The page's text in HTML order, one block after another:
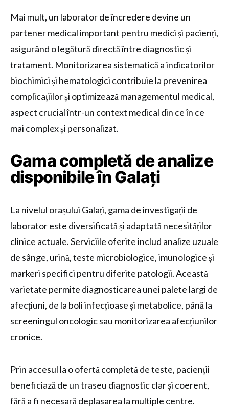
Mai mult, un laborator de încredere devine un
partener medical important pentru medici și pacienți,
asigurând o legătură directă între diagnostic și
tratament. Monitorizarea sistematică a indicatorilor
biochimici și hematologici contribuie la prevenirea
complicațiilor și optimizează managementul medical,
aspect crucial într-un context medical din ce în ce
mai complex și personalizat.
Gama completă de analize
disponibile în Galați
La nivelul orașului Galați, gama de investigații de
laborator este diversificată și adaptată necesităților
clinice actuale. Serviciile oferite includ analize uzuale
de sânge, urină, teste microbiologice, imunologice și
markeri specifici pentru diferite patologii. Această
varietate permite diagnosticarea unei palete largi de
afecțiuni, de la boli infecțioase și metabolice, până la
screeningul oncologic sau monitorizarea afecțiunilor
cronice.
Prin accesul la o ofertă completă de teste, pacienții
beneficiază de un traseu diagnostic clar și coerent,
fără a fi necesară deplasarea la multiple centre.